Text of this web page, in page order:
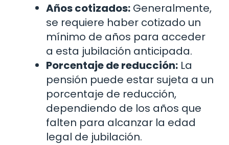
Años cotizados: Generalmente,
se requiere haber cotizado un
mínimo de años para acceder
a esta jubilación anticipada.
Porcentaje de reducción: La
pensión puede estar sujeta a un
porcentaje de reducción,
dependiendo de los años que
falten para alcanzar la edad
legal de jubilación.